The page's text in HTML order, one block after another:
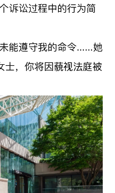
诉讼过程中的行为简
能遵守我的命令……她
士，你将因藐视法庭被